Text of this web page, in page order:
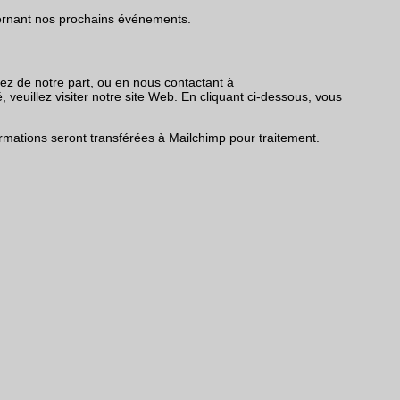
nos prochains événements.
de notre part, ou en nous contactant à
visiter notre site Web. En cliquant ci-dessous, vous
seront transférées à Mailchimp pour traitement.